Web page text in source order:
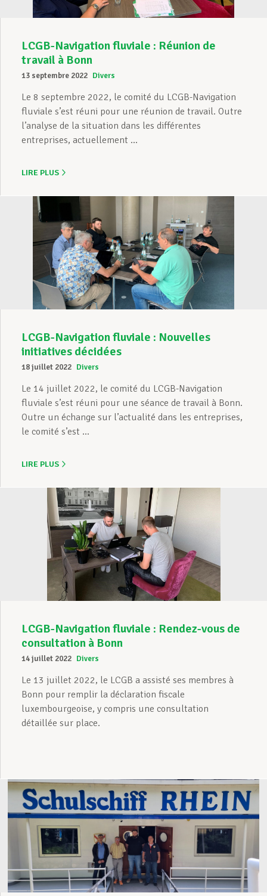
LCGB-Navigation fluviale : Réunion de
travail à Bonn
13 septembre 2022 Divers
Le 8 septembre 2022, le comité du LCGB-Navigation
fluviale s’est réuni pour une réunion de travail. Outre
l’analyse de la situation dans les différentes
entreprises, actuellement ...
LIRE PLUS
LCGB-Navigation fluviale : Nouvelles
initiatives décidées
18 juillet 2022 Divers
Le 14 juillet 2022, le comité du LCGB-Navigation
fluviale s’est réuni pour une séance de travail à Bonn.
Outre un échange sur l’actualité dans les entreprises,
le comité s’est ...
LIRE PLUS
LCGB-Navigation fluviale : Rendez-vous de
consultation à Bonn
14 juillet 2022 Divers
Le 13 juillet 2022, le LCGB a assisté ses membres à
Bonn pour remplir la déclaration fiscale
luxembourgeoise, y compris une consultation
détaillée sur place.